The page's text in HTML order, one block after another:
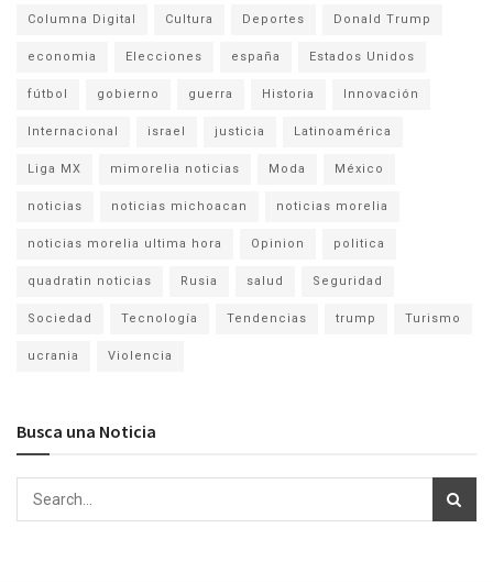
Columna Digital Cultura Deportes Donald Trump
economia Elecciones españa Estados Unidos
fútbol gobierno guerra Historia Innovación
Internacional israel justicia Latinoamérica
Liga MX mimorelia noticias Moda México
noticias noticias michoacan noticias morelia
noticias morelia ultima hora Opinion politica
quadratin noticias Rusia salud Seguridad
Sociedad Tecnología Tendencias trump Turismo
ucrania Violencia
Busca una Noticia